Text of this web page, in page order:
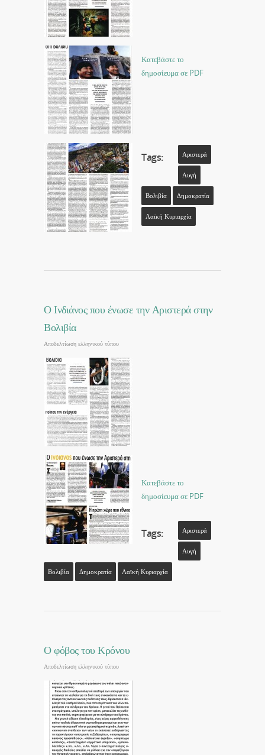
Κατεβάστε το
δημοσίευμα σε PDF
Tags: Αριστερά
Αυγή
Βολιβία Δημοκρατία
Λαϊκή Κυριαρχία
Ο Ινδιάνος που ένωσε την Αριστερά στην
Βολιβία
Αποδελτίωση ελληνικού τύπου
Κατεβάστε το
δημοσίευμα σε PDF
Tags: Αριστερά
Αυγή
Βολιβία Δημοκρατία Λαϊκή Κυριαρχία
Ο φόβος του Κρόνου
Αποδελτίωση ελληνικού τύπου